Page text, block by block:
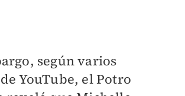
según varios
YouTube, el Potro